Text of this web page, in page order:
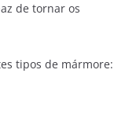
de tornar os
tipos de mármore: